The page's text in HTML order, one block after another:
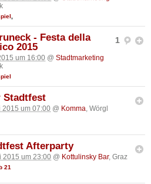
1
- Festa della
2015
um 16:00 @ Stadtmarketing
Stadtfest
2015 um 07:00 @ Komma, Wörgl
Afterparty
2015 um 23:00 @ Kottulinsky Bar, Graz
21